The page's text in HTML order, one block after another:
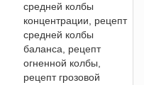
средней колбы
концентрации, рецепт
средней колбы
баланса, рецепт
огненной колбы,
рецепт грозовой